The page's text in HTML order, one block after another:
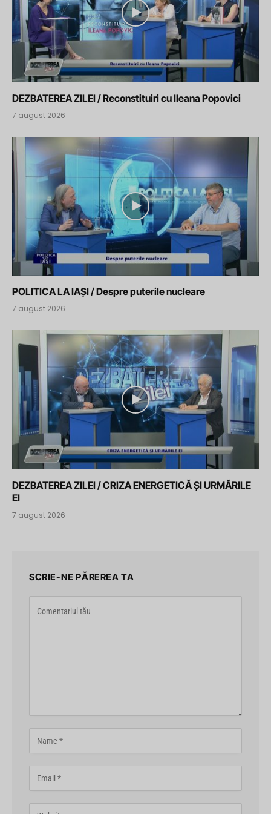
DEZBATEREA ZILEI / Reconstituiri cu Ileana Popovici
7 august 2026
POLITICA LA IAȘI / Despre puterile nucleare
7 august 2026
DEZBATEREA ZILEI / CRIZA ENERGETICĂ ȘI URMĂRILE
EI
7 august 2026
SCRIE-NE PĂREREA TA